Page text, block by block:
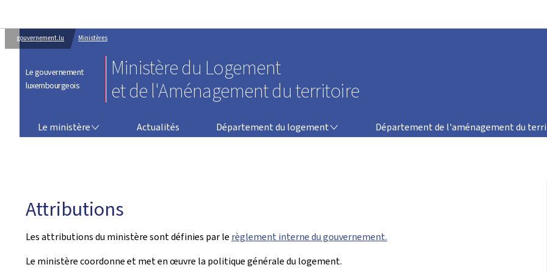
gouvernement.lu Ministères
Le gouvernement
luxembourgeois
Ministère du Logement
et de l'Aménagement du territoire
Le ministère Actualités Département du logement
DÉPARTEMENT DU LOGEMENT
Département de l'aménagement du
DÉPARTEMENT DE L'AMÉNAGEMENT DU TERRITOIRE
Attributions
Les attributions du ministère sont définies par le règlement interne du gouvernement.
Le ministère coordonne et met en œuvre la politique générale du logement.